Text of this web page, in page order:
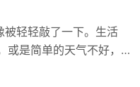
被轻轻敲了一下。生活
或是简单的天气不好，都